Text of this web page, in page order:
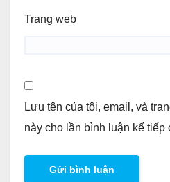
Trang web
Lưu tên của tôi, email, và
này cho lần bình luận kế tiếp